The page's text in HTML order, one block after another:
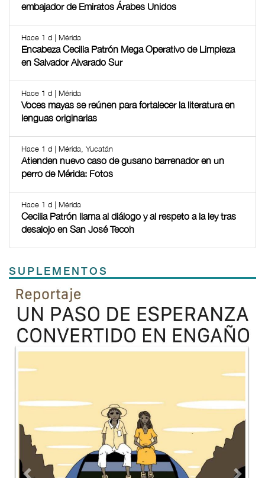
embajador de Emiratos Árabes Unidos
Hace 1 d | Mérida
Encabeza Cecilia Patrón Mega Operativo de Limpieza
en Salvador Alvarado Sur
Hace 1 d | Mérida
Voces mayas se reúnen para fortalecer la literatura en
lenguas originarias
Hace 1 d | Mérida, Yucatán
Atienden nuevo caso de gusano barrenador en un
perro de Mérida: Fotos
Hace 1 d | Mérida
Cecilia Patrón llama al diálogo y al respeto a la ley tras
desalojo en San José Tecoh
SUPLEMENTOS
Previous
TODOS LOS SUPLEMENTOS